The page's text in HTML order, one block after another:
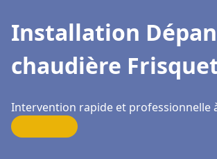
Installation
chaudière
Intervention rapide et professionnelle